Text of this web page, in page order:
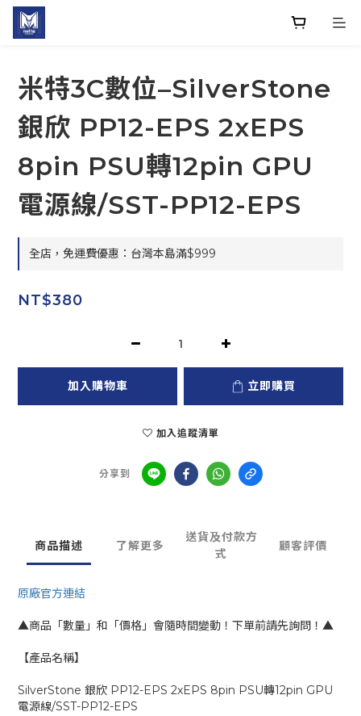
米特3C數位–SilverStone
銀欣 PP12-EPS 2xEPS
8pin PSU轉12pin GPU
電源線/SST-PP12-EPS
全店，免運費優惠：台灣本島滿$999
NT$380
加入購物車 立即購買
加入追蹤清單
分享到
商品描述 了解更多
送貨及付款方
式
顧客評價
原廠官方連結
▲商品「數量」和「價格」會隨時間變動！下單前請先詢問！▲
【產品名稱】
SilverStone 銀欣 PP12-EPS 2xEPS 8pin PSU轉12pin GPU
電源線/SST-PP12-EPS